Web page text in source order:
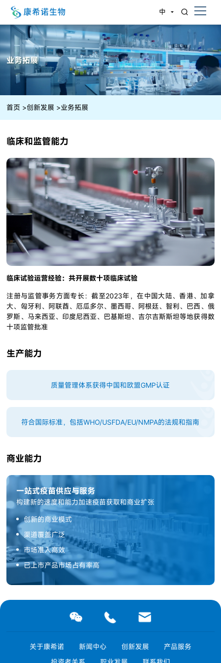
中
业务拓展
首页 >创新发展 >业务拓展
临床和监管能力
临床试验运营经验：共开展数十项临床试验
注册与监管事务方面专长：截至2023年，在中国大陆、香港、加拿
大、匈牙利、阿联酋、厄瓜多尔、墨西哥、阿根廷、智利、巴西、俄
罗斯、马来西亚、印度尼西亚、巴基斯坦、吉尔吉斯斯坦等地获得数
十项监管批准
生产能力
质量管理体系获得中国和欧盟GMP认证
符合国际标准，包括WHO/USFDA/EU/NMPA的法规和指南
商业能力
一站式疫苗供应与服务
构建新的速度和能力加速疫苗获取和商业扩张
创新的商业模式
渠道覆盖广泛
市场准入高效
已上市产品市场占有率高
关于康希诺 新闻中心 创新发展
产品服务